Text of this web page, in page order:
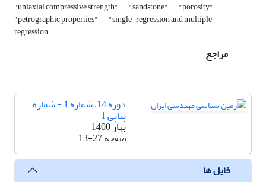
"uniaxial compressive strength" "sandstone" "porosity"
"petrographic properties" "single-regression and multiple
regression"
مراجع
دوره 14، شماره 1 - شماره
پیاپی 1
بهار 1400
صفحه13-27
فایل ها